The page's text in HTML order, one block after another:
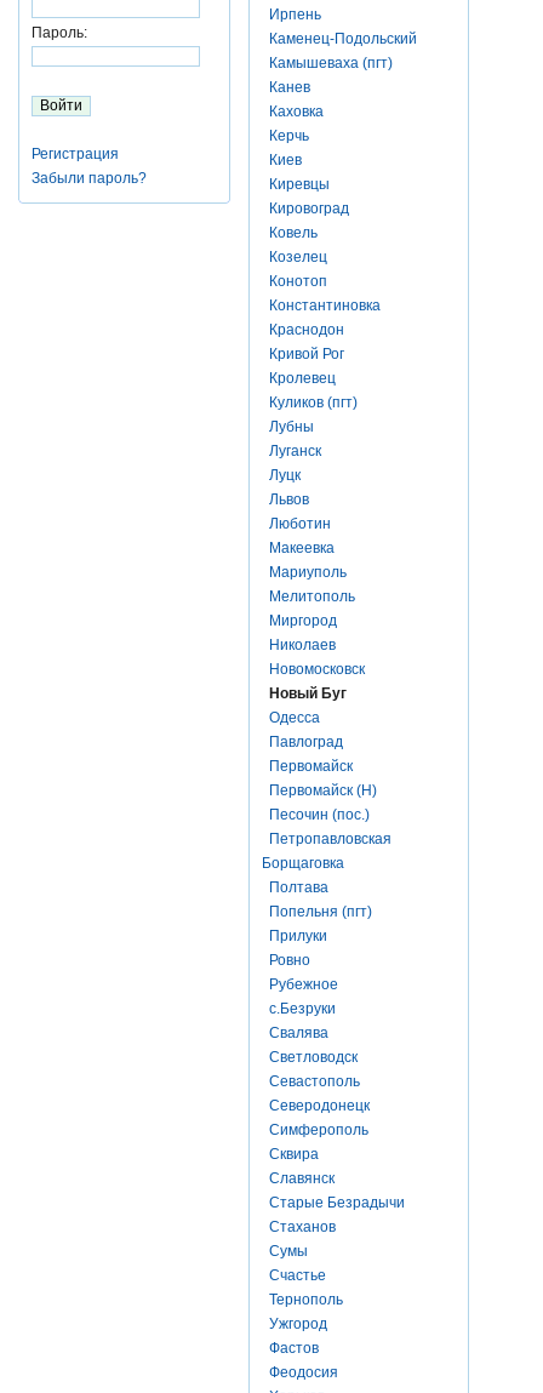
Пароль:
Регистрация
Забыли пароль?
Ирпень
Каменец-Подольский
Камышеваха (пгт)
Канев
Каховка
Керчь
Киев
Киревцы
Кировоград
Ковель
Козелец
Конотоп
Константиновка
Краснодон
Кривой Рог
Кролевец
Куликов (пгт)
Лубны
Луганск
Луцк
Львов
Люботин
Макеевка
Мариуполь
Мелитополь
Миргород
Николаев
Новомосковск
Новый Буг
Одесса
Павлоград
Первомайск
Первомайск (Н)
Песочин (пос.)
Петропавловская
Борщаговка
Полтава
Попельня (пгт)
Прилуки
Ровно
Рубежное
с.Безруки
Свалява
Светловодск
Севастополь
Северодонецк
Симферополь
Сквира
Славянск
Старые Безрадычи
Стаханов
Сумы
Счастье
Тернополь
Ужгород
Фастов
Феодосия